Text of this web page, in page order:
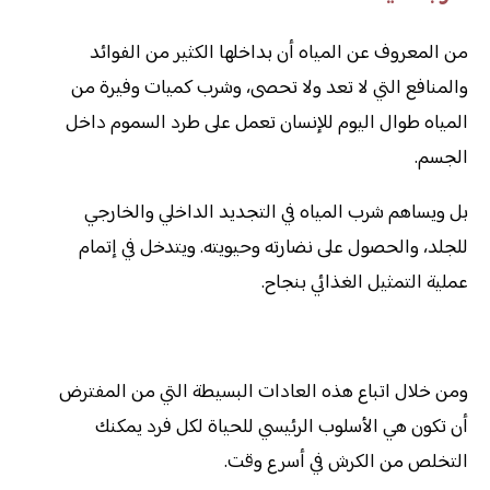
من المعروف عن المياه أن بداخلها الكثير من الفوائد
والمنافع التي لا تعد ولا تحصى، وشرب كميات وفيرة من
المياه طوال اليوم للإنسان تعمل على طرد السموم داخل
الجسم.
بل ويساهم شرب المياه في التجديد الداخلي والخارجي
للجلد، والحصول على نضارته وحيويته. ويتدخل في إتمام
عملية التمثيل الغذائي بنجاح.
ومن خلال اتباع هذه العادات البسيطة التي من المفترض
أن تكون هي الأسلوب الرئيسي للحياة لكل فرد يمكنك
التخلص من الكرش في أسرع وقت.